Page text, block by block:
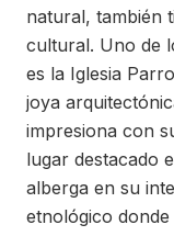
natural, también
cultural. Uno de
es la Iglesia
joya
impresiona con
lugar destacado
alberga en su
etnológico